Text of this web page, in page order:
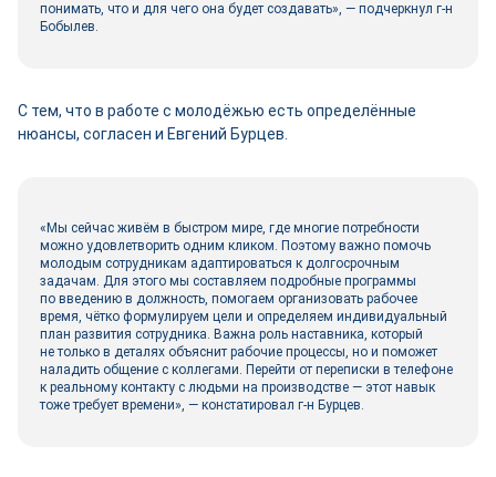
понимать, что и для чего она будет создавать», — подчеркнул г-н
Бобылев.
С тем, что в работе с молодёжью есть определённые
нюансы, согласен и Евгений Бурцев.
«Мы сейчас живём в быстром мире, где многие потребности
можно удовлетворить одним кликом. Поэтому важно помочь
молодым сотрудникам адаптироваться к долгосрочным
задачам. Для этого мы составляем подробные программы
по введению в должность, помогаем организовать рабочее
время, чётко формулируем цели и определяем индивидуальный
план развития сотрудника. Важна роль наставника, который
не только в деталях объяснит рабочие процессы, но и поможет
наладить общение с коллегами. Перейти от переписки в телефоне
к реальному контакту с людьми на производстве — этот навык
тоже требует времени», — констатировал г-н Бурцев.